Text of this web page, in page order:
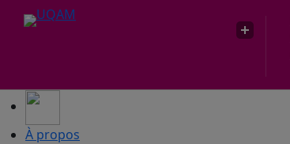
À propos